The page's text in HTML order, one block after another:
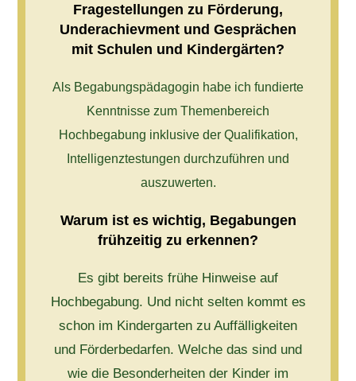
Fragestellungen zu Förderung,
Underachievment und Gesprächen
mit Schulen und Kindergärten?
Als Begabungspädagogin habe ich fundierte
Kenntnisse zum Themenbereich
Hochbegabung inklusive der Qualifikation,
Intelligenztestungen durchzuführen und
auszuwerten.
Warum ist es wichtig, Begabungen
frühzeitig zu erkennen?
Es gibt bereits frühe Hinweise auf
Hochbegabung. Und nicht selten kommt es
schon im Kindergarten zu Auffälligkeiten
und Förderbedarfen. Welche das sind und
wie die Besonderheiten der Kinder im